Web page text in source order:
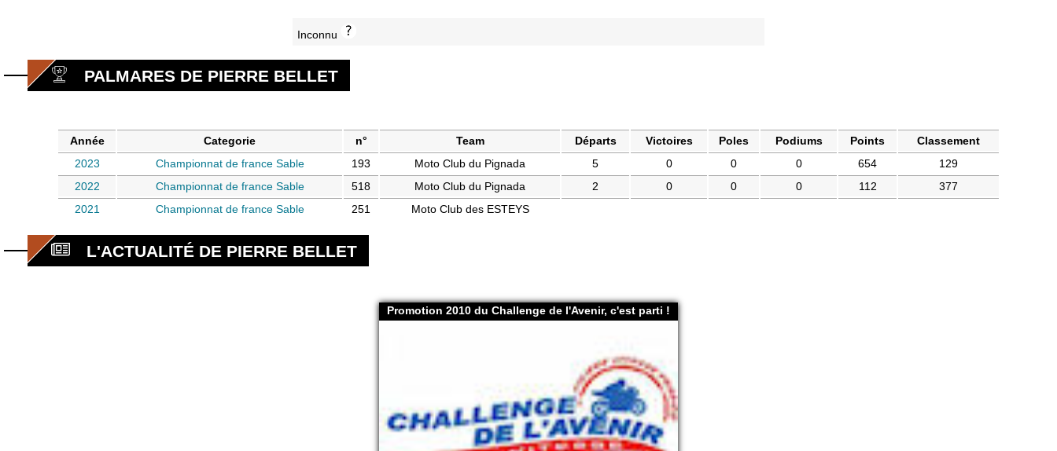
Inconnu
PALMARES DE PIERRE BELLET
Année Categorie n° Team Départs Victoires Poles Podiums Points
Classement
2023
Championnat de france Sable 193 Moto Club du Pignada 5 0 0 0 654
129
2022
Championnat de france Sable 518 Moto Club du Pignada 2 0 0 0 112
377
2021
Championnat de france Sable 251 Moto Club des ESTEYS
L'ACTUALITÉ DE PIERRE BELLET
Promotion 2010 du Challenge de l'Avenir, c'est parti !